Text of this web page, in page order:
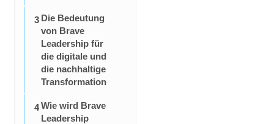
3 Die Bedeutung
von Brave
Leadership für
die digitale und
die nachhaltige
Transformation
4Wie wird Brave
Leadership